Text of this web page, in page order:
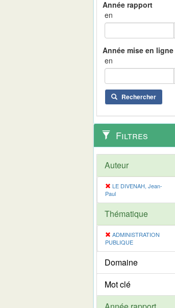
en
en
Rechercher
Filtres
Auteur
LE DIVENAH, Jean-
Paul
Thématique
ADMINISTRATION
PUBLIQUE
Domaine
Mot clé